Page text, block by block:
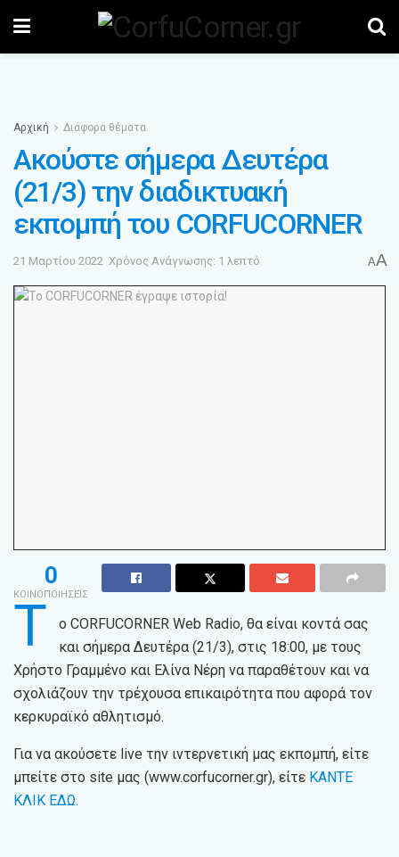
Αρχική Διάφορα θέματα
Aκούστε σήμερα Δευτέρα
(21/3) την διαδικτυακή
εκπομπή του CORFUCORNER
21 Μαρτίου 2022 Χρόνος Ανάγνωσης: 1 λεπτό AA
0
ΚΟΙΝΟΠΟΙΗΣΕΙΣ
Τ
ο CORFUCORNER Web Radio, θα είναι κοντά σας
και σήμερα Δευτέρα (21/3), στις 18:00, με τους
Χρήστο Γραμμένο και Ελίνα Νέρη να παραθέτουν και να
σχολιάζουν την τρέχουσα επικαιρότητα που αφορά τον
κερκυραϊκό αθλητισμό.
Για να ακούσετε live την ιντερνετική μας εκπομπή, είτε
μπείτε στο site μας (www.corfucorner.gr), είτε ΚΑΝΤΕ
ΚΛΙΚ ΕΔΩ.